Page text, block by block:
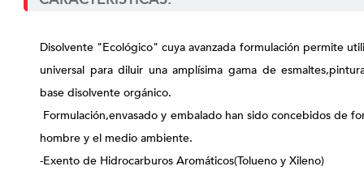
Disolvente "Ecológico" cuya avanzada formulación permite
universal para diluir una amplísima gama de
base disolvente orgánico.
Formulación,envasado y embalado han sido concebidos de
hombre y el medio ambiente.
-Exento de Hidrocarburos Aromáticos(Tolueno y Xileno)